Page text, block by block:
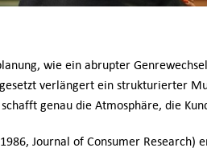
wie ein abrupter
verlängert ein strukturierter
genau die Atmosphäre, die
Journal of Consumer Research)